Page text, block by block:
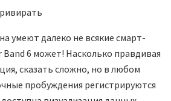
умеют далеко не всякие смарт-
6 может! Насколько правдивая
сказать сложно, но в любом
пробуждения регистрируются